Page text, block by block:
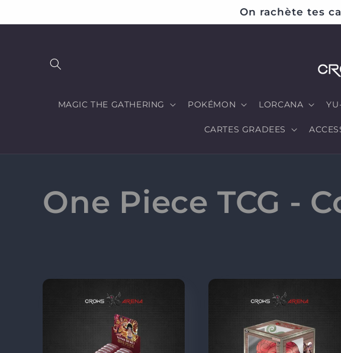
au
On rachète tes
MAGIC THE GATHERING POKÉMON LORCANA
CARTES GRADEES
C
l
One Piece TCG -